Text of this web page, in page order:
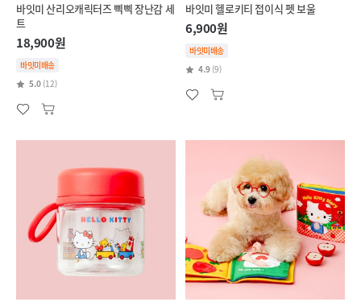
바잇미 산리오캐릭터즈 삑삑 장난감 세
트
18,900원
바잇미배송
5.0 (12)
바잇미 헬로키티 접이식 펫 보울
6,900원
바잇미배송
4.9 (9)